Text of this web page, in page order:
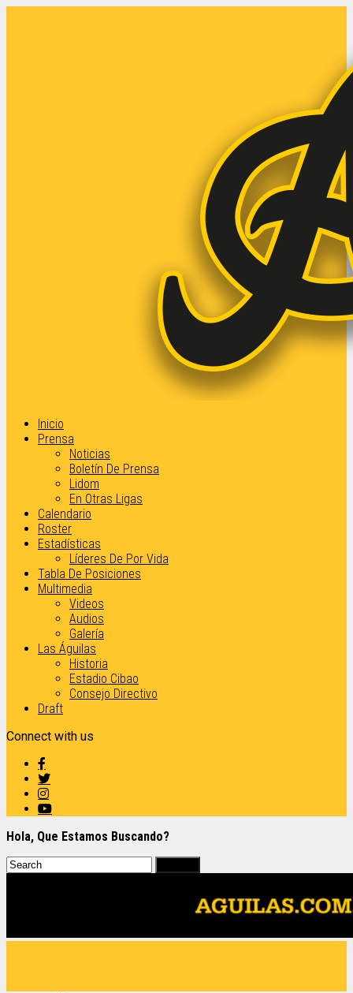
Inicio
Prensa
Noticias
Boletín De Prensa
Lidom
En Otras Ligas
Calendario
Roster
Estadísticas
Líderes De Por Vida
Tabla De Posiciones
Multimedia
Videos
Audios
Galería
Las Águilas
Historia
Estadio Cibao
Consejo Directivo
Draft
Connect with us
Hola, Que Estamos Buscando?